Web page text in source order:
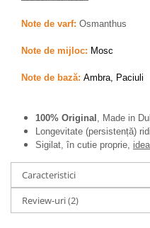
Note de varf: Osmanthus
Note de mijloc: Mosc
Note de bază: Ambra, Paciuli
100% Original , Made in
Longevitate (persistență)
Sigilat, în cutie proprie,
Caracteristici
Review-uri(2)